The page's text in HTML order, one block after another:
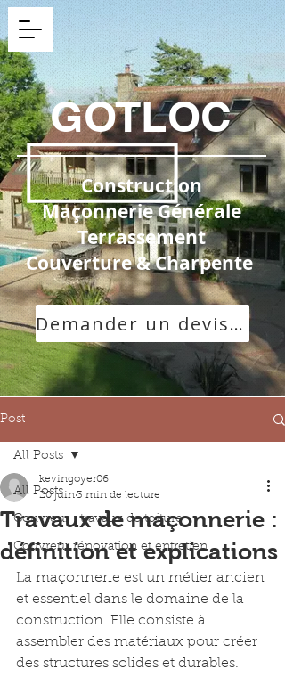
Construction
Maçonnerie Générale
Terrassement
Couverture & Charpente
GOTLOC
Demander un devis gratuit
Post
All Posts
Couvreur : travaux de toiture
Couvreur rénovation et entretien
All Posts
Travaux de maçonnerie :
définition et explications
kevingoyer06
20 juin3 min de lecture
La maçonnerie est un métier ancien
et essentiel dans le domaine de la
construction. Elle consiste à
assembler des matériaux pour créer
des structures solides et durables.